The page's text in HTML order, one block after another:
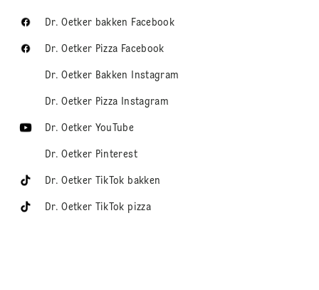
Dr. Oetker bakken Facebook
Dr. Oetker Pizza Facebook
Dr. Oetker Bakken Instagram
Dr. Oetker Pizza Instagram
Dr. Oetker YouTube
Dr. Oetker Pinterest
Dr. Oetker TikTok bakken
Dr. Oetker TikTok pizza